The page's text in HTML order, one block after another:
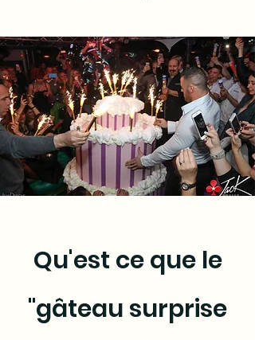
Qu'est ce que le
"gâteau surprise